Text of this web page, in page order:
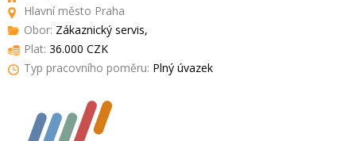
Hlavní město Praha
Obor: Zákaznický servis,
Plat: 36.000 CZK
Typ pracovního poměru: Plný úvazek